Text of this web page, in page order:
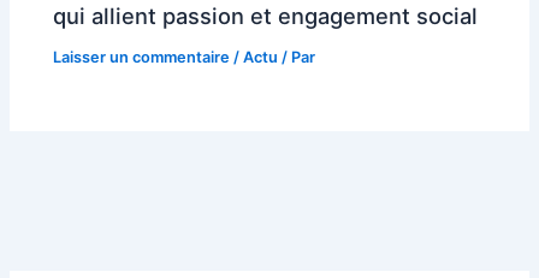
qui allient passion et engagement social
Laisser un commentaire /Actu / Par